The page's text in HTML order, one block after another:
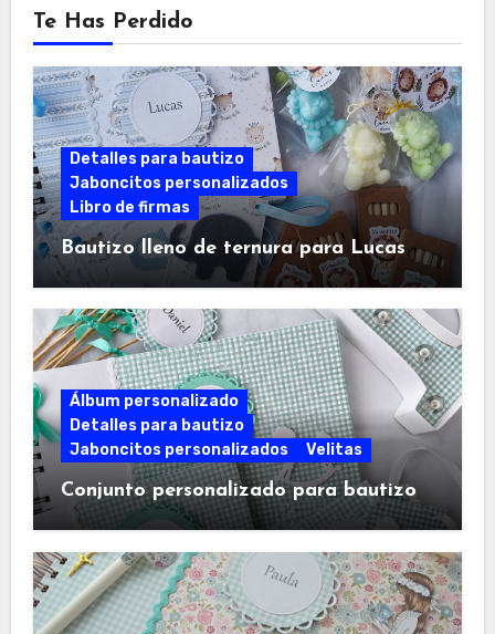
Te Has Perdido
Detalles para bautizo
Jaboncitos personalizados
Libro de firmas
Bautizo lleno de ternura para Lucas
Álbum personalizado
Detalles para bautizo
Jaboncitos personalizados
Velitas
Conjunto personalizado para bautizo